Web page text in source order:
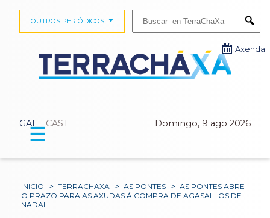
GAL CAST Domingo, 9 ago 2026
OUTROS PERIÓDICOS
Axenda
☰
INICIO > TERRACHAXA > AS PONTES > AS PONTES ABRE
O PRAZO PARA AS AXUDAS Á COMPRA DE AGASALLOS DE
NADAL